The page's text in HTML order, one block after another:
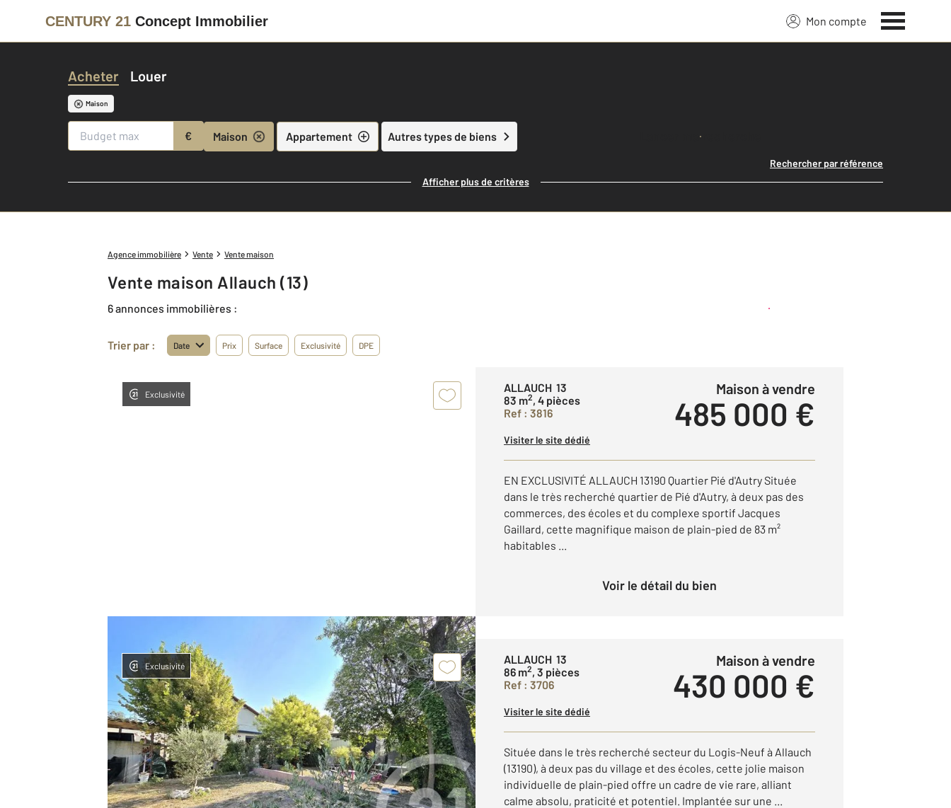
CENTURY 21 Concept Immobilier Mon compte
Acheter Louer
Maison
€ Maison Appartement Autres types de biens Lancer ma recherche
Rechercher par référence
Afficher plus de critères
Agence immobilière Vente Vente maison
Vente maison Allauch (13)
6 annonces immobilières : Créer une alerte
Trier par : Date Prix Surface Exclusivité DPE
Exclusivité
ALLAUCH 13
83 m2, 4 pièces
Ref : 3816
Maison à vendre
485 000 €
Visiter le site dédié
EN EXCLUSIVITÉ ALLAUCH 13190 Quartier Pié d'Autry Située
dans le très recherché quartier de Pié d'Autry, à deux pas des
commerces, des écoles et du complexe sportif Jacques
Gaillard, cette magnifique maison de plain-pied de 83 m²
habitables ...
Voir le détail du bien
Exclusivité
ALLAUCH 13
86 m2, 3 pièces
Ref : 3706
Maison à vendre
430 000 €
Visiter le site dédié
Située dans le très recherché secteur du Logis-Neuf à Allauch
(13190), à deux pas du village et des écoles, cette jolie maison
individuelle de plain-pied offre un cadre de vie rare, alliant
calme absolu, praticité et potentiel. Implantée sur une ...